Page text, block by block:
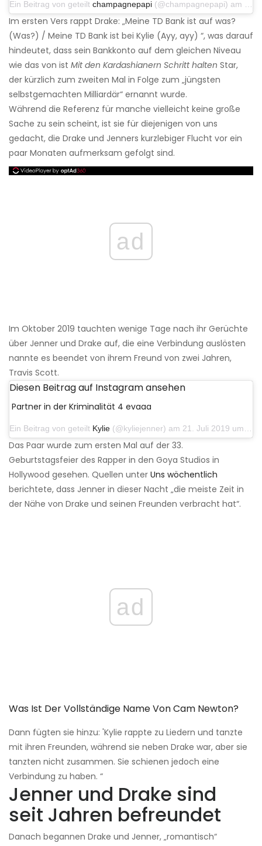
Ein Beitrag von geteilt champagnepapi (@champagnepapi) am 30. April 2020 um 16:52 Uhr PDT
Im ersten Vers rappt Drake: „Meine TD Bank ist auf was?
(Was?) / Meine TD Bank ist bei Kylie (Ayy, ayy) “, was darauf
hindeutet, dass sein Bankkonto auf dem gleichen Niveau
wie das von ist Mit den Kardashianern Schritt halten Star,
der kürzlich zum zweiten Mal in Folge zum „jüngsten
selbstgemachten Milliardär“ ernannt wurde.
Während die Referenz für manche vielleicht keine große
Sache zu sein scheint, ist sie für diejenigen von uns
gedacht, die Drake und Jenners kurzlebiger Flucht vor ein
paar Monaten aufmerksam gefolgt sind.
ad
Im Oktober 2019 tauchten wenige Tage nach ihr Gerüchte
über Jenner und Drake auf, die eine Verbindung auslösten
nannte es beendet von ihrem Freund von zwei Jahren,
Travis Scott.
Diesen Beitrag auf Instagram ansehen
Partner in der Kriminalität 4 evaaa‍‍
Ein Beitrag von geteilt Kylie (@kyliejenner) am 21. Juli 2019 um 14:16 Uhr PDT
Das Paar wurde zum ersten Mal auf der 33.
Geburtstagsfeier des Rapper in den Goya Studios in
Hollywood gesehen. Quellen unter Uns wöchentlich
berichtete, dass Jenner in dieser Nacht „die meiste Zeit in
der Nähe von Drake und seinen Freunden verbracht hat“.
ad
Was Ist Der Vollständige Name Von Cam Newton?
Dann fügten sie hinzu: 'Kylie rappte zu Liedern und tanzte
mit ihren Freunden, während sie neben Drake war, aber sie
tanzten nicht zusammen. Sie schienen jedoch eine
Verbindung zu haben. “
Jenner und Drake sind
seit Jahren befreundet
Danach begannen Drake und Jenner, „romantisch“